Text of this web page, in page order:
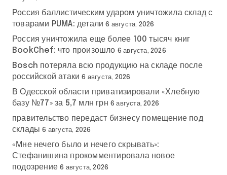
Россия баллистическим ударом уничтожила склад с
товарами PUMA: детали 6 августа, 2026
Россия уничтожила еще более 100 тысяч книг
BookChef: что произошло 6 августа, 2026
Bosch потеряла всю продукцию на складе после
российской атаки 6 августа, 2026
В Одесской области приватизировали «Хлебную
базу №77» за 5,7 млн грн 6 августа, 2026
правительство передаст бизнесу помещение под
склады 6 августа, 2026
«Мне нечего было и нечего скрывать»:
Стефанишина прокомментировала новое
подозрение 6 августа, 2026